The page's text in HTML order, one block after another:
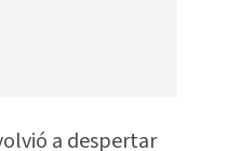
a despertar